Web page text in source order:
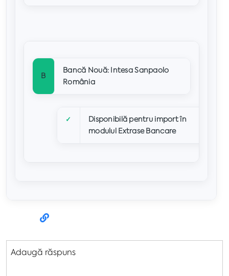
B
Bancă Nouă: Intesa Sanpaolo
România
✓
Disponibilă pentru import în
modulul Extrase Bancare
Adaugă răspuns